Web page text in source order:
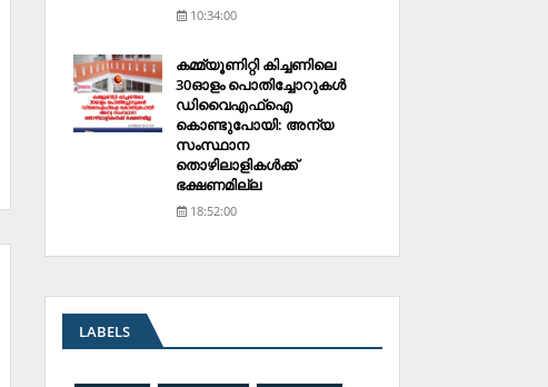
10:34:00
കമ്മ്യൂണിറ്റി കിച്ചണിലെ
30ഓളം പൊതിച്ചോറുകള്‍
ഡിവൈഎഫ്‌ഐ
കൊണ്ടുപോയി: അന്യ
സംസ്ഥാന
തൊഴിലാളികള്‍ക്ക്
ഭക്ഷണമില്ല
18:52:00
LABELS